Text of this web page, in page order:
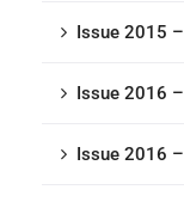
Issue 2015
Issue 2016
Issue 2016